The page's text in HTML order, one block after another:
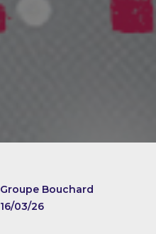
Groupe Bouchard
16/03/26